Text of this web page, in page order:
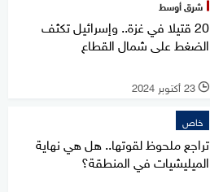
شرق أوسط
20 قتيلا في غزة.. وإسرائيل تكثف
الضغط على شمال القطاع
l 23 أكتوبر 2024
خاص
تراجع ملحوظ لقوتها.. هل هي نهاية
الميليشيات في المنطقة؟